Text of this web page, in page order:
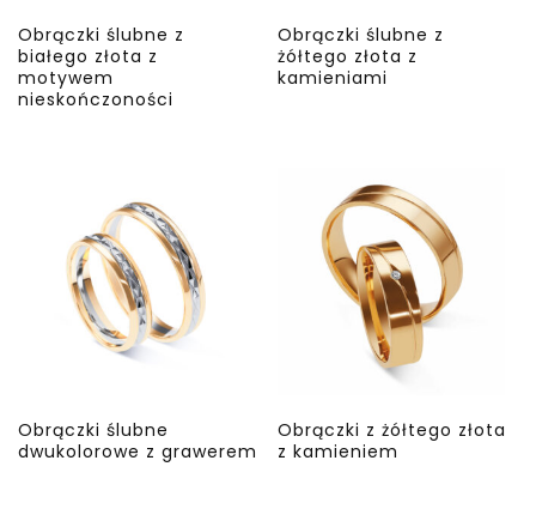
Obrączki ślubne z
białego złota z
motywem
nieskończoności
Obrączki ślubne z
żółtego złota z
kamieniami
Obrączki ślubne
dwukolorowe z grawerem
Obrączki z żółtego złota
z kamieniem